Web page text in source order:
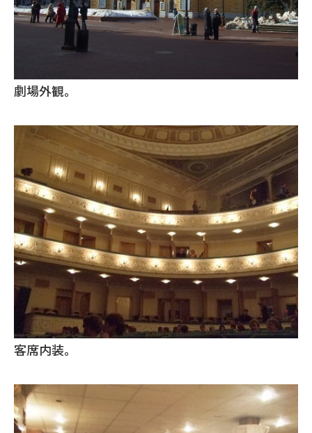
劇場外観。
客席内装。